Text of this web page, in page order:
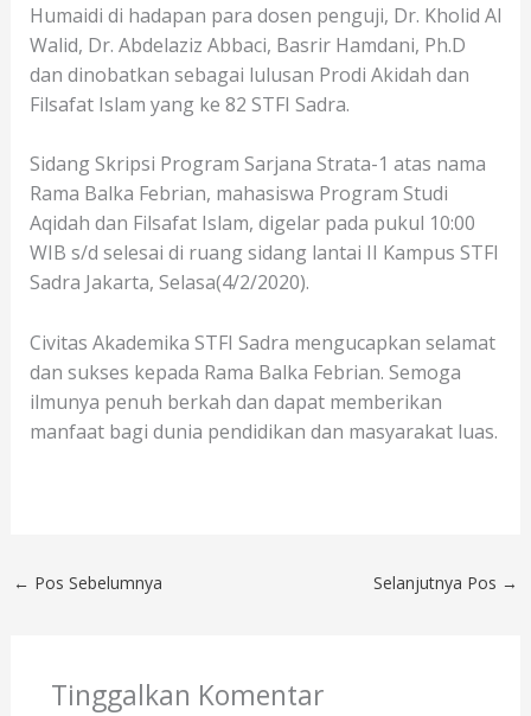
Humaidi di hadapan para dosen penguji, Dr. Kholid Al
Walid, Dr. Abdelaziz Abbaci, Basrir Hamdani, Ph.D
dan dinobatkan sebagai lulusan Prodi Akidah dan
Filsafat Islam yang ke 82 STFI Sadra.
Sidang Skripsi Program Sarjana Strata-1 atas nama
Rama Balka Febrian, mahasiswa Program Studi
Aqidah dan Filsafat Islam, digelar pada pukul 10:00
WIB s/d selesai di ruang sidang lantai II Kampus STFI
Sadra Jakarta, Selasa(4/2/2020).
Civitas Akademika STFI Sadra mengucapkan selamat
dan sukses kepada Rama Balka Febrian. Semoga
ilmunya penuh berkah dan dapat memberikan
manfaat bagi dunia pendidikan dan masyarakat luas.
← Pos Sebelumnya Selanjutnya Pos →
Tinggalkan Komentar